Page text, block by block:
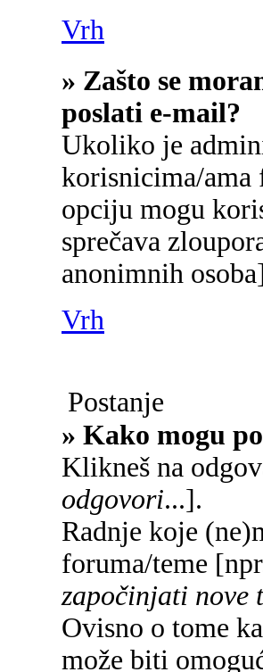
Vrh
» Zašto se
poslati e-mail?
Ukoliko je
korisnicima/ama
opciju mogu
sprečava
anonimnih
Vrh
Postanje
» Kako mogu
Klikneš na
odgovori...].
Radnje koje
foruma/teme
započinjati nove
Ovisno o tome
može biti